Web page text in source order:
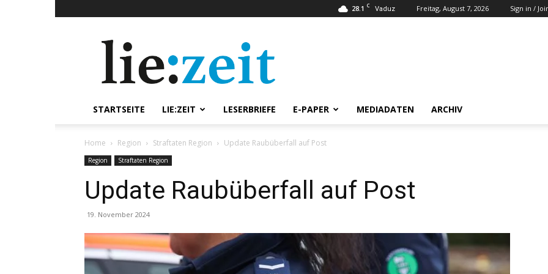
28.1 C Vaduz Freitag, August 7, 2026 Sign in /
STARTSEITE LIE:ZEIT LESERBRIEFE E-PAPER MEDIADATEN ARCHIV
Home Region Straftaten Region Update Raubüberfall auf Post
Region Straftaten Region
Update Raubüberfall auf Post
19. November 2024